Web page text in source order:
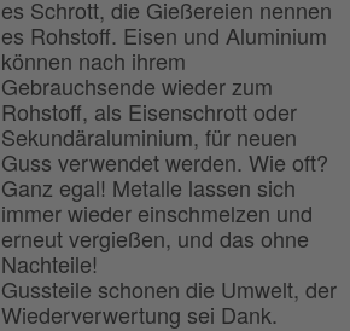
es Schrott, die Gießereien nennen
es Rohstoff. Eisen und Aluminium
können nach ihrem
Gebrauchsende wieder zum
Rohstoff, als Eisenschrott oder
Sekundäraluminium, für neuen
Guss verwendet werden. Wie oft?
Ganz egal! Metalle lassen sich
immer wieder einschmelzen und
erneut vergießen, und das ohne
Nachteile!
Gussteile schonen die Umwelt, der
Wiederverwertung sei Dank.